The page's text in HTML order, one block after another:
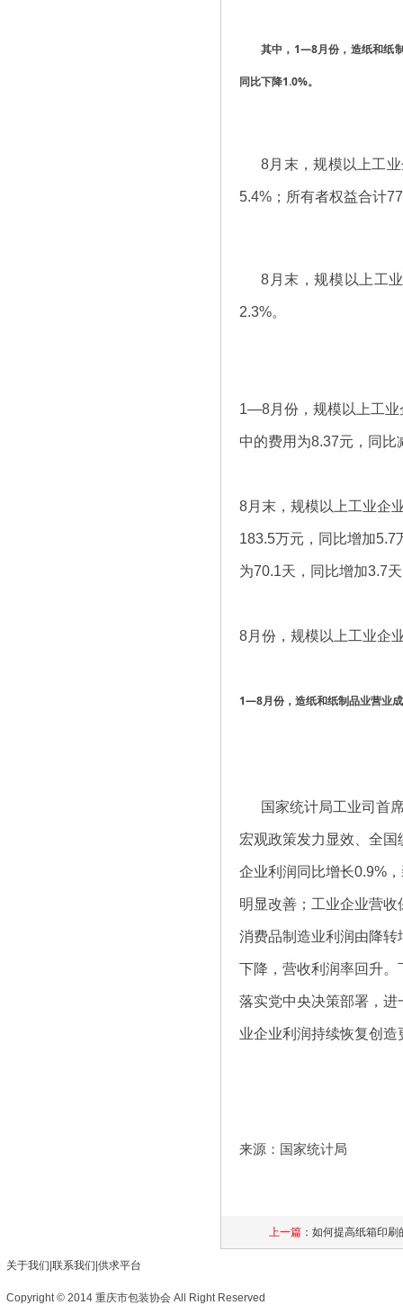
其中， 1—8月份， 造纸和纸
同比下降1.0%。
8月末，规模以上工
5.4%；所有者权益合计
8月末，规模以上工
2.3%。
1—8月份，规模以上工业
中的费用为8.37元，同比
8月末，规模以上工业企
183.5万元，同比增加5.7
为70.1天，同比增加3.7
8月份，规模以上工业企
1—8月份， 造纸和纸制品业营业
国家统计局工业司首
宏观政策发力显效、全
企业利润同比增长0.9%
明显改善；工业企业营收
消费品制造业利润由降
下降，营收利润率回升
落实党中央决策部署，
业企业利润持续恢复创造
来源：国家统计局
上一篇： 如何提高纸箱印刷
关于我们|联系我们|供求平台
Copyright © 2014 重庆市包装协会 All Right Reserved